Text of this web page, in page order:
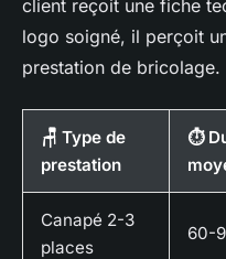
client reçoit une fiche
logo soigné, il perçoit
prestation de bricolage.
🪑 Type de
prestation
⏱️
Canapé 2-3
places
60-